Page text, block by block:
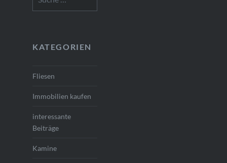
nach:
KATEGORIEN
Fliesen
Immobilien kaufen
interessante
Beiträge
Kamine